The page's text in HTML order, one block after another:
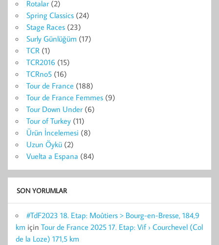
Rotalar (2)
Spring Classics (24)
Stage Races (23)
Surly Günlüğüm (17)
TCR (1)
TCR2016 (15)
TCRno5 (16)
Tour de France (188)
Tour de France Femmes (9)
Tour Down Under (6)
Tour of Turkey (11)
Ürün İncelemesi (8)
Uzun Öykü (2)
Vuelta a Espana (84)
SON YORUMLAR
#TdF2023 18. Etap: Moûtiers > Bourg-en-Bresse, 184,9
km için Tour de France 2025 17. Etap: Vif › Courchevel (Col
de la Loze) 171,5 km